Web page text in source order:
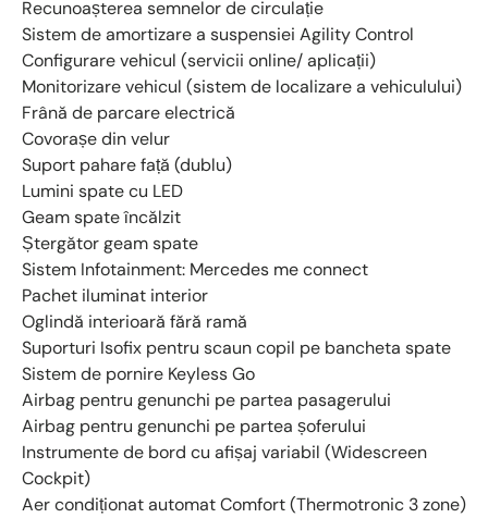
Recunoașterea semnelor de circulație
Sistem de amortizare a suspensiei Agility Control
Configurare vehicul (servicii online/ aplicații)
Monitorizare vehicul (sistem de localizare a vehiculului)
Frână de parcare electrică
Covorașe din velur
Suport pahare față (dublu)
Lumini spate cu LED
Geam spate încălzit
Ștergător geam spate
Sistem Infotainment: Mercedes me connect
Pachet iluminat interior
Oglindă interioară fără ramă
Suporturi Isofix pentru scaun copil pe bancheta spate
Sistem de pornire Keyless Go
Airbag pentru genunchi pe partea pasagerului
Airbag pentru genunchi pe partea șoferului
Instrumente de bord cu afișaj variabil (Widescreen
Cockpit)
Aer condiționat automat Comfort (Thermotronic 3 zone)